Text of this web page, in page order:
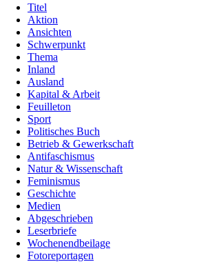
Titel
Aktion
Ansichten
Schwerpunkt
Thema
Inland
Ausland
Kapital & Arbeit
Feuilleton
Sport
Politisches Buch
Betrieb & Gewerkschaft
Antifaschismus
Natur & Wissenschaft
Feminismus
Geschichte
Medien
Abgeschrieben
Leserbriefe
Wochenendbeilage
Fotoreportagen